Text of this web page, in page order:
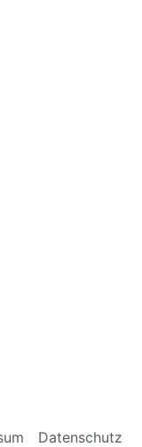
Datenschutz